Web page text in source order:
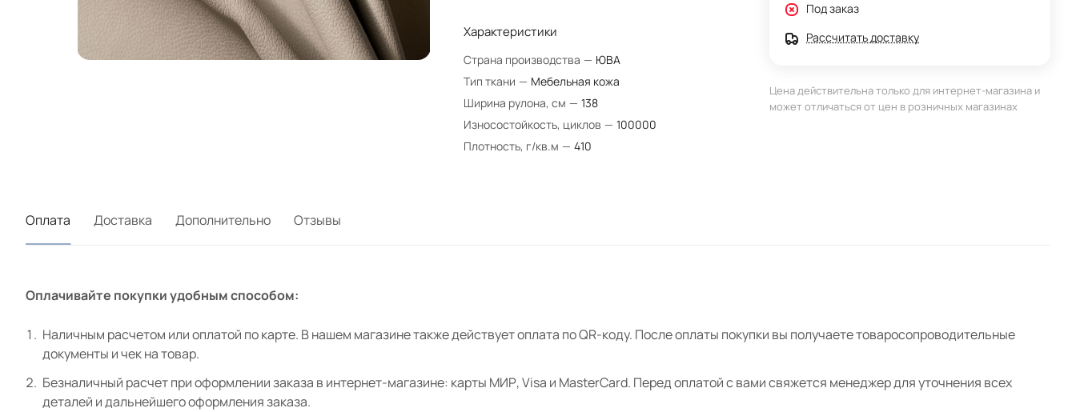
Характеристики
Страна производства — ЮВА
Тип ткани — Мебельная кожа
Ширина рулона, см — 138
Износостойкость, циклов — 100000
Плотность, г/кв.м — 410
Под заказ
Рассчитать доставку
Цена действительна только для интернет-магазина и
может отличаться от цен в розничных магазинах
Оплата Доставка Дополнительно Отзывы
Оплачивайте покупки удобным способом:
Наличным расчетом или оплатой по карте. В нашем магазине также действует оплата по QR-коду. После оплаты покупки вы получаете товаросопроводительные
документы и чек на товар.
Безналичный расчет при оформлении заказа в интернет-магазине: карты МИР, Visa и MasterCard. Перед оплатой с вами свяжется менеджер для уточнения всех
деталей и дальнейшего оформления заказа.